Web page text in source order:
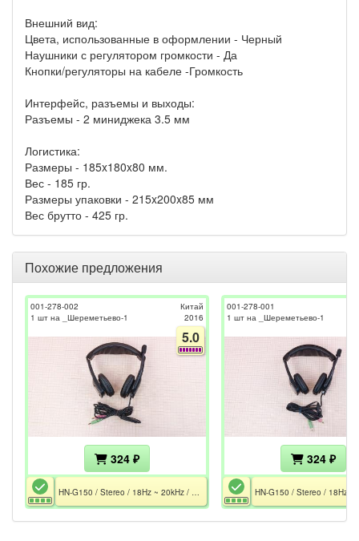
Внешний вид:
Цвета, использованные в оформлении - Черный
Наушники с регулятором громкости - Да
Кнопки/регуляторы на кабеле -Громкость
Интерфейс, разъемы и выходы:
Разъемы - 2 миниджека 3.5 мм
Логистика:
Размеры - 185x180x80 мм.
Вес - 185 гр.
Размеры упаковки - 215x200x85 мм
Вес брутто - 425 гр.
Похожие предложения
001-278-002
1 шт на _Шереметьево-1
Китай
2016
5.0
324 ₽
HN-G150 / Stereo / 18Hz ~ 20kHz / 32 Ohm / Mic 20Hz ~ 16kHz / 2x MiniJack 3.5 / 2.1 m / Не работает левый динамик
001-278-001
1 шт на _Шереметьево-1
324 ₽